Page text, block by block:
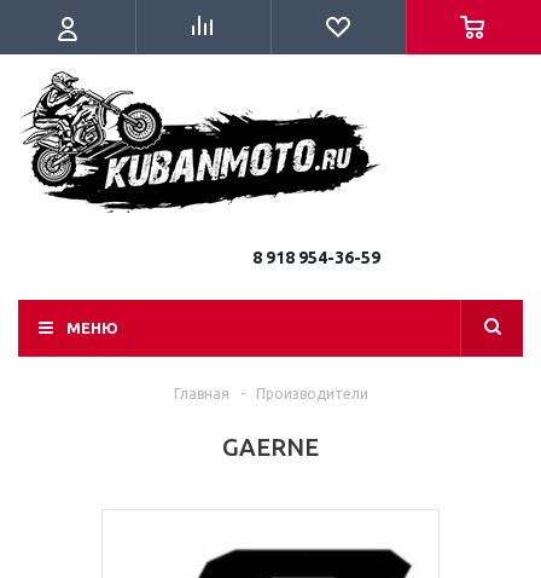
8 918 954-36-59
МЕНЮ
Главная - Производители
GAERNE